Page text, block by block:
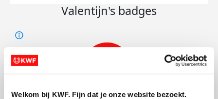
Welkom bij KWF. Fijn dat je onze website bezoekt.
Valentijn's badges